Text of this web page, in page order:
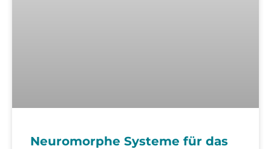
Neuromorphe Systeme für das